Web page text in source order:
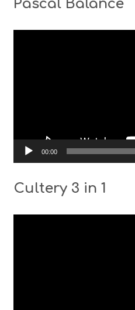
Pascal Balance
00:00
Cultery 3 in 1